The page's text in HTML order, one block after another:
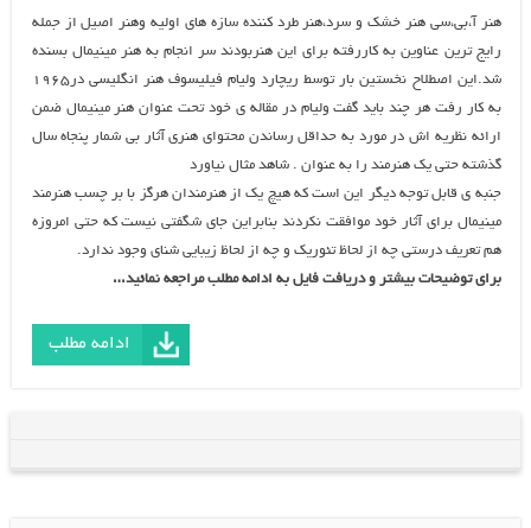
هنر آ،بی،سی هنر خشک و سرد،هنر طرد کننده سازه های اولیه وهنر اصیل از جمله
رایج ترین عناوین به کاررفته برای این هنربودند سر انجام به هنر مینیمال بسنده
شد.این اصطلاح نخستین بار توسط ریچارد ولیام فیلیسوف هنر انگلیسی در۱۹۶۵
به کار رفت هر چند باید گفت ولیام در مقاله ی خود تحت عنوان هنر مینیمال ضمن
ارائه نظریه اش در مورد به حداقل رساندن محتوای هنری آثار بی شمار پنجاه سال
گذشته حتی یک هنرمند را به عنوان . شاهد مثال نیاورد
جنبه ی قابل توجه دیگر این است که هیچ یک از هنرمندان هرگز با بر چسب هنرمند
مینیمال برای آثار خود موافقت نکردند بنابراین جای شگفتی نیست که حتی امروزه
هم تعریف درستی چه از لحاظ تئوریک و چه از لحاظ زیبایی شنای وجود ندارد.
برای توضیحات بیشتر و دریافت فایل به ادامه مطلب مراجعه نمائید…
ادامه مطلب